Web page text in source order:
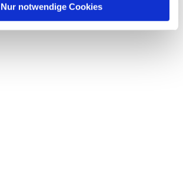
Nur notwendige Cookies